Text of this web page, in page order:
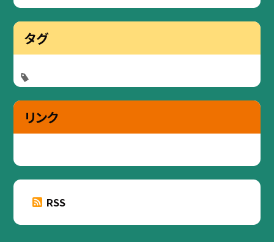
タグ
リンク
RSS